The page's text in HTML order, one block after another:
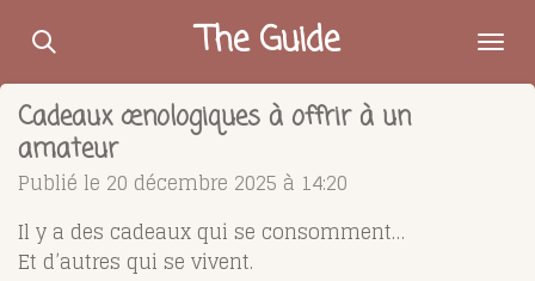
Passer
contenu
principal
The Guide
Cadeaux œnologiques à offrir à un
amateur
Publié le 20 décembre 2025 à 14:20
Il y a des cadeaux qui se consomment…
Et d’autres qui se vivent.